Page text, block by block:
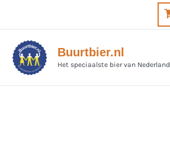
inhoud
Buurtbier.nl
Het speciaalste bier van Nederland